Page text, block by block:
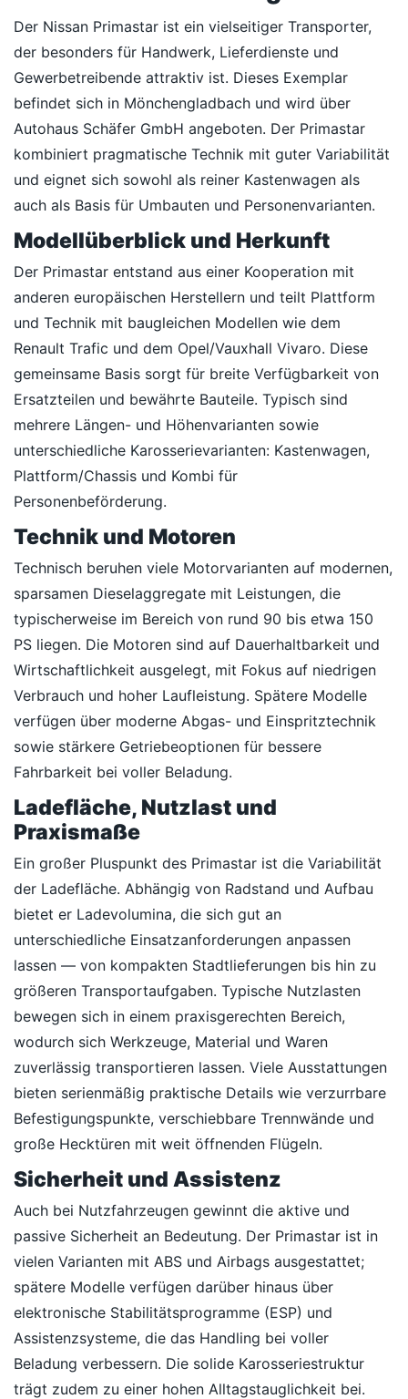
Der Nissan Primastar ist ein vielseitiger Transporter,
der besonders für Handwerk, Lieferdienste und
Gewerbetreibende attraktiv ist. Dieses Exemplar
befindet sich in Mönchengladbach und wird über
Autohaus Schäfer GmbH angeboten. Der Primastar
kombiniert pragmatische Technik mit guter Variabilität
und eignet sich sowohl als reiner Kastenwagen als
auch als Basis für Umbauten und Personenvarianten.
Modellüberblick und Herkunft
Der Primastar entstand aus einer Kooperation mit
anderen europäischen Herstellern und teilt Plattform
und Technik mit baugleichen Modellen wie dem
Renault Trafic und dem Opel/Vauxhall Vivaro. Diese
gemeinsame Basis sorgt für breite Verfügbarkeit von
Ersatzteilen und bewährte Bauteile. Typisch sind
mehrere Längen- und Höhenvarianten sowie
unterschiedliche Karosserievarianten: Kastenwagen,
Plattform/Chassis und Kombi für
Personenbeförderung.
Technik und Motoren
Technisch beruhen viele Motorvarianten auf modernen,
sparsamen Dieselaggregate mit Leistungen, die
typischerweise im Bereich von rund 90 bis etwa 150
PS liegen. Die Motoren sind auf Dauerhaltbarkeit und
Wirtschaftlichkeit ausgelegt, mit Fokus auf niedrigen
Verbrauch und hoher Laufleistung. Spätere Modelle
verfügen über moderne Abgas- und Einspritztechnik
sowie stärkere Getriebeoptionen für bessere
Fahrbarkeit bei voller Beladung.
Ladefläche, Nutzlast und
Praxismaße
Ein großer Pluspunkt des Primastar ist die Variabilität
der Ladefläche. Abhängig von Radstand und Aufbau
bietet er Ladevolumina, die sich gut an
unterschiedliche Einsatzanforderungen anpassen
lassen — von kompakten Stadtlieferungen bis hin zu
größeren Transportaufgaben. Typische Nutzlasten
bewegen sich in einem praxisgerechten Bereich,
wodurch sich Werkzeuge, Material und Waren
zuverlässig transportieren lassen. Viele Ausstattungen
bieten serienmäßig praktische Details wie verzurrbare
Befestigungspunkte, verschiebbare Trennwände und
große Hecktüren mit weit öffnenden Flügeln.
Sicherheit und Assistenz
Auch bei Nutzfahrzeugen gewinnt die aktive und
passive Sicherheit an Bedeutung. Der Primastar ist in
vielen Varianten mit ABS und Airbags ausgestattet;
spätere Modelle verfügen darüber hinaus über
elektronische Stabilitätsprogramme (ESP) und
Assistenzsysteme, die das Handling bei voller
Beladung verbessern. Die solide Karosseriestruktur
trägt zudem zu einer hohen Alltagstauglichkeit bei.